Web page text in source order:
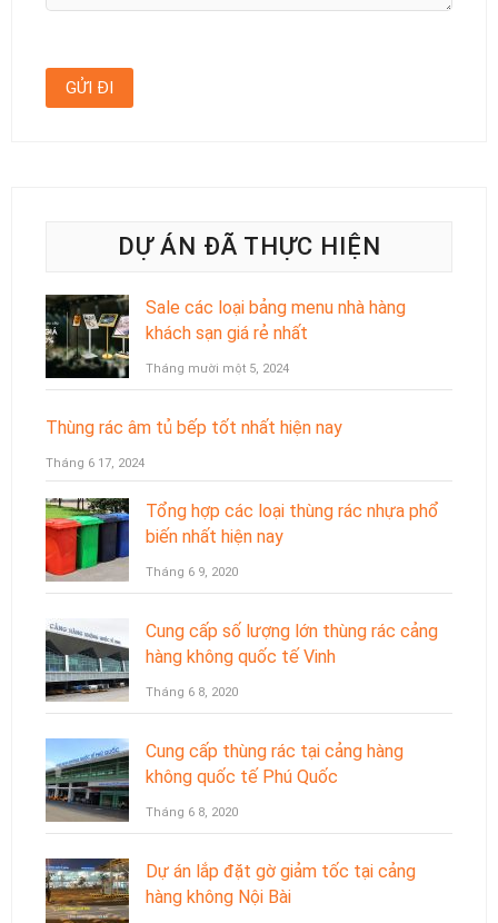
DỰ ÁN ĐÃ THỰC HIỆN
Sale các loại bảng menu nhà hàng
khách sạn giá rẻ nhất
Tháng mười một 5, 2024
Thùng rác âm tủ bếp tốt nhất hiện nay
Tháng 6 17, 2024
Tổng hợp các loại thùng rác nhựa phổ
biến nhất hiện nay
Tháng 6 9, 2020
Cung cấp số lượng lớn thùng rác cảng
hàng không quốc tế Vinh
Tháng 6 8, 2020
Cung cấp thùng rác tại cảng hàng
không quốc tế Phú Quốc
Tháng 6 8, 2020
Dự án lắp đặt gờ giảm tốc tại cảng
hàng không Nội Bài